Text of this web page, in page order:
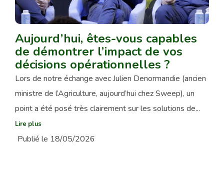
Aujourd’hui, êtes-vous capables
de démontrer l’impact de vos
décisions opérationnelles ?
Lors de notre échange avec Julien Denormandie (ancien
ministre de l’Agriculture, aujourd’hui chez Sweep), un
point a été posé très clairement sur les solutions de...
Lire plus
Publié le 18/05/2026